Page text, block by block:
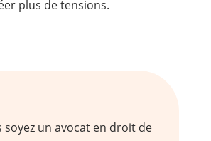
plus de tensions.
soyez un avocat en droit de